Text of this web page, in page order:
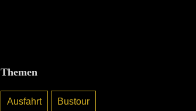
Themen
Ausfahrt Bustour